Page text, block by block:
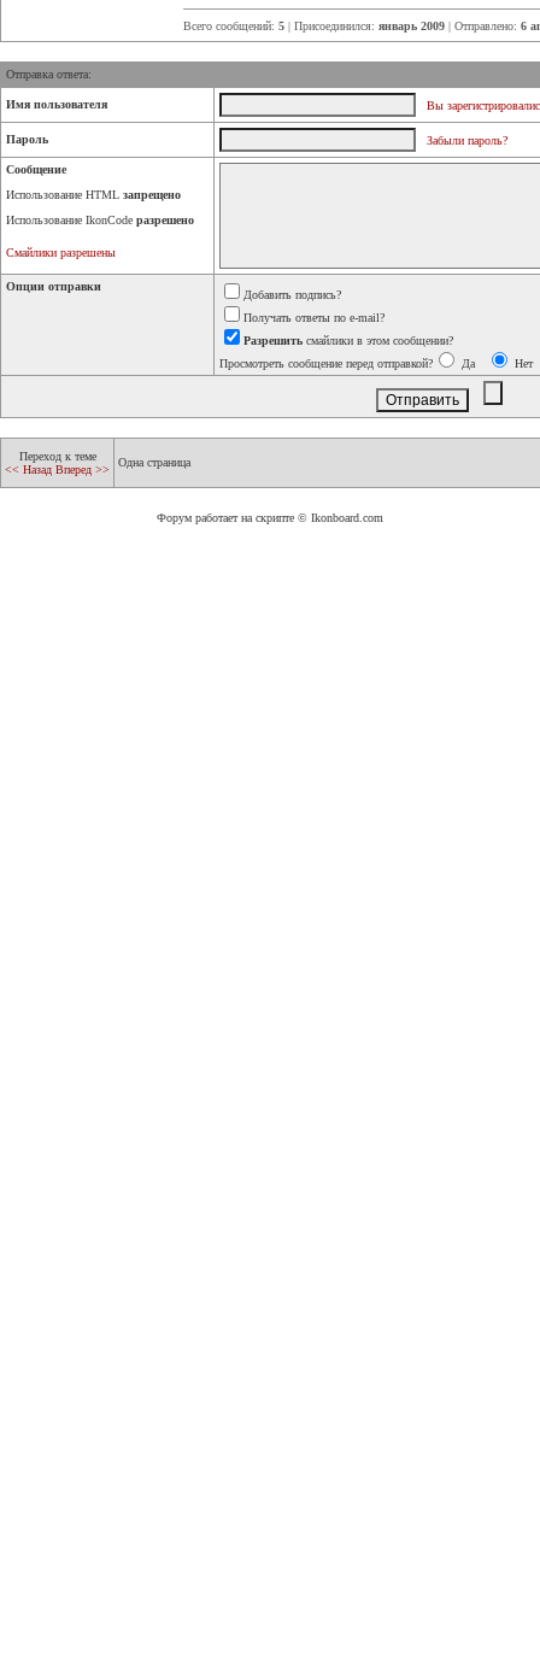
Всего сообщений: 5 | Присоединился: январь 2009 | Отправлено: 6
Отправка ответа:
Имя пользователя Вы
Пароль Забыли пароль?
Сообщение
Использование HTML запрещено
Использование IkonCode разрешено
Смайлики разрешены
Опции отправки
Добавить подпись?
Получать ответы по e-mail?
Разрешить смайлики в этом сообщении?
Просмотреть сообщение перед отправкой?
Да Нет
Переход к теме
<< Назад Вперед >>
Одна страница
Форум работает на скрипте © Ikonboard.com